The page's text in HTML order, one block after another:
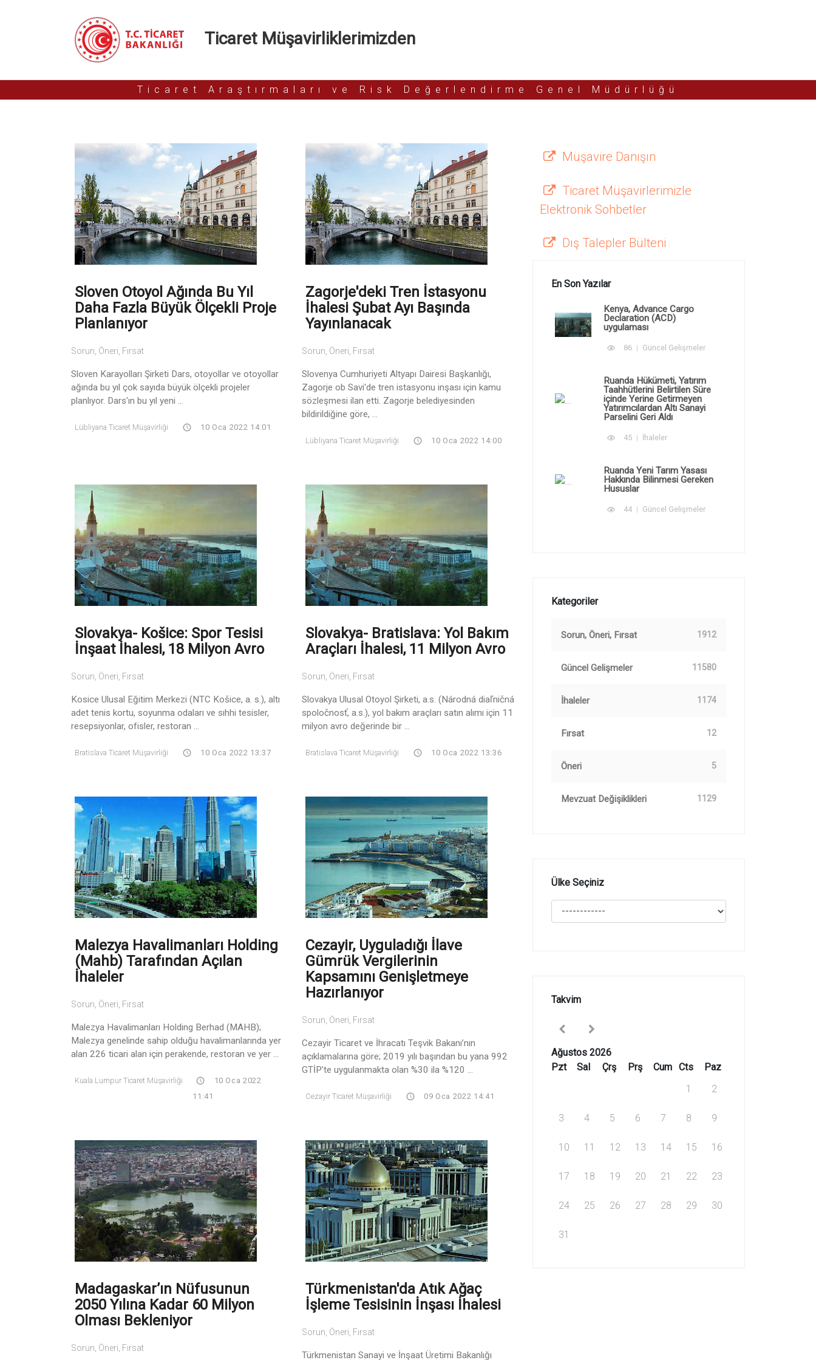
Ticaret Müşavirliklerimizden
Ticaret Araştırmaları ve Risk Değerlendirme Genel Müdürlüğü
Sloven Otoyol Ağında Bu Yıl
Daha Fazla Büyük Ölçekli Proje
Planlanıyor
Sorun, Öneri, Fırsat
Sloven Karayolları Şirketi Dars, otoyollar ve otoyollar
ağında bu yıl çok sayıda büyük ölçekli projeler
planlıyor. Dars'ın bu yıl yeni ...
Lübliyana Ticaret Müşavirliği 10 Oca 2022 14:01
Zagorje'deki Tren İstasyonu
İhalesi Şubat Ayı Başında
Yayınlanacak
Sorun, Öneri, Fırsat
Slovenya Cumhuriyeti Altyapı Dairesi Başkanlığı,
Zagorje ob Savi'de tren istasyonu inşası için kamu
sözleşmesi ilan etti. Zagorje belediyesinden
bildirildiğine göre, ...
Lübliyana Ticaret Müşavirliği 10 Oca 2022 14:00
Slovakya- Košice: Spor Tesisi
İnşaat İhalesi, 18 Milyon Avro
Sorun, Öneri, Fırsat
Kosice Ulusal Eğitim Merkezi (NTC Košice, a. s.), altı
adet tenis kortu, soyunma odaları ve sıhhi tesisler,
resepsiyonlar, ofisler, restoran ...
Bratislava Ticaret Müşavirliği 10 Oca 2022 13:37
Slovakya- Bratislava: Yol Bakım
Araçları İhalesi, 11 Milyon Avro
Sorun, Öneri, Fırsat
Slovakya Ulusal Otoyol Şirketi, a.s. (Národná diaľničná
spoločnosť, a.s.), yol bakım araçları satın alımı için 11
milyon avro değerinde bir ...
Bratislava Ticaret Müşavirliği 10 Oca 2022 13:36
Malezya Havalimanları Holding
(Mahb) Tarafından Açılan
İhaleler
Sorun, Öneri, Fırsat
Malezya Havalimanları Holding Berhad (MAHB);
Malezya genelinde sahip olduğu havalimanlarında yer
alan 226 ticari alan için perakende, restoran ve yer ...
Kuala Lumpur Ticaret Müşavirliği
10 Oca 2022
11:41
Cezayir, Uyguladığı İlave
Gümrük Vergilerinin
Kapsamını Genişletmeye
Hazırlanıyor
Sorun, Öneri, Fırsat
Cezayir Ticaret ve İhracatı Teşvik Bakanı’nın
açıklamalarına göre; 2019 yılı başından bu yana 992
GTİP’te uygulanmakta olan %30 ila %120 ...
Cezayir Ticaret Müşavirliği 09 Oca 2022 14:41
Madagaskar’ın Nüfusunun
2050 Yılına Kadar 60 Milyon
Olması Bekleniyor
Sorun, Öneri, Fırsat
Türkmenistan'da Atık Ağaç
İşleme Tesisinin İnşası İhalesi
Sorun, Öneri, Fırsat
Türkmenistan Sanayi ve İnşaat Üretimi Bakanlığı
Müşavire Danışın
Ticaret Müşavirlerimizle
Elektronik Sohbetler
Dış Talepler Bülteni
En Son Yazılar
Kenya, Advance Cargo
Declaration (ACD)
uygulaması
86 Güncel Gelişmeler
Ruanda Hükümeti, Yatırım
Taahhütlerini Belirtilen Süre
içinde Yerine Getirmeyen
Yatırımcılardan Altı Sanayi
Parselini Geri Aldı
45 İhaleler
Ruanda Yeni Tarım Yasası
Hakkında Bilinmesi Gereken
Hususlar
44 Güncel Gelişmeler
Kategoriler
Sorun, Öneri, Fırsat 1912
Güncel Gelişmeler 11580
İhaleler 1174
Fırsat 12
Öneri 5
Mevzuat Değişiklikleri 1129
Ülke Seçiniz
Takvim
Ağustos 2026
Pzt
Sal Çrş Prş Cum Cts
Paz
1
2
3 4 5 6 7 8 9
10 11 12 13 14 15 16
17 18 19 20 21 22 23
24 25 26 27 28 29 30
31